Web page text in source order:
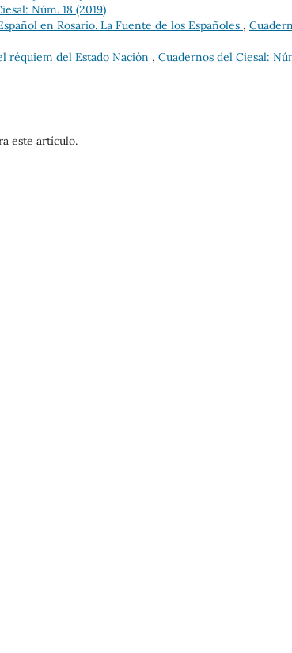
Núm. 18 (2019)
en Rosario. La Fuente de los Españoles ,
réquiem del Estado Nación , Cuadernos del Ciesal:
este artículo.